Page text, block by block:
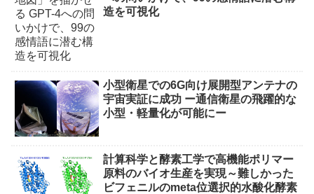
造を可視化
小型衛星での6G向け展開型アンテナの
宇宙実証に成功 ー通信衛星の飛躍的な
小型・軽量化が可能にー
計算科学と酵素工学で高機能ポリマー
原料のバイオ生産を実現～難しかった
ビフェニルのmeta位選択的水酸化酵素